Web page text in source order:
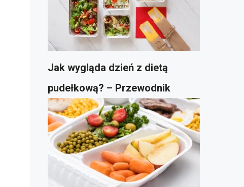
Jak wygląda dzień z dietą
pudełkową? – Przewodnik